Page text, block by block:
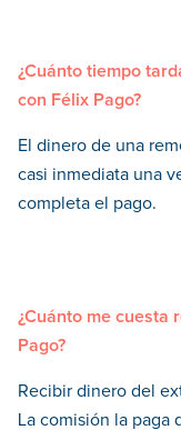
¿Cuánto tiempo
con Félix Pago?
El dinero de una
casi inmediata una
completa el pago.
¿Cuánto me cuesta
Pago?
Recibir dinero del
La comisión la paga